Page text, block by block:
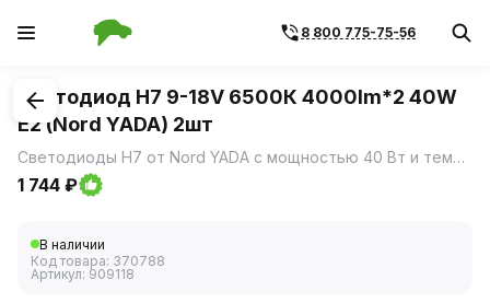
8 800 775-75-56
1/2
Светодиод H7 9-18V 6500К 4000lm*2 40W
E2 (Nord YADA) 2шт
Светодиоды Н7 от Nord YADA с мощностью 40 Вт и температурой цвета 6500К предназначены для использования в автомобильных фарах, обеспечивая яркое и эффективное освещение дороги.
1 744 ₽
В наличии
Код товара: 370788
Артикул: 909118